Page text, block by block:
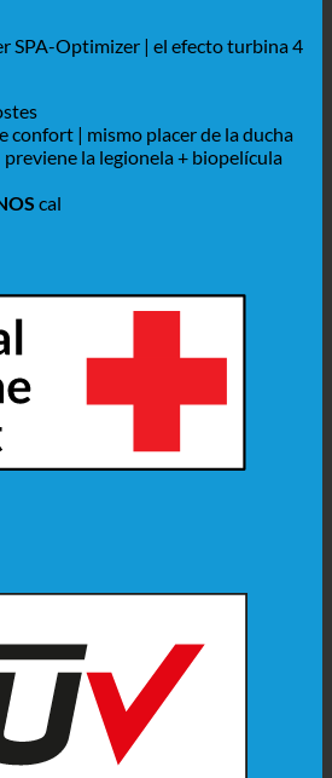
SPA-Optimizer | el efecto turbina 4
confort | mismo placer de la ducha
previene la legionela + biopelícula
cal